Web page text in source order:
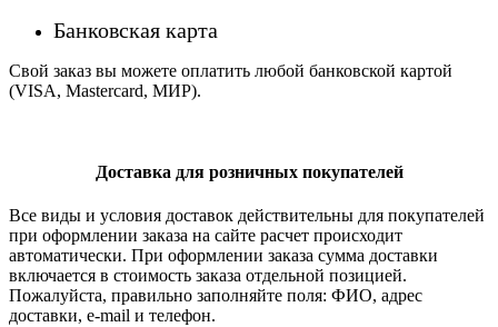
Банковская карта
Свой заказ вы можете оплатить любой банковской картой
(VISA, Mastercard, МИР).
Доставка для розничных покупателей
Все виды и условия доставок действительны для покупателей
при оформлении заказа на сайте расчет происходит
автоматически. При оформлении заказа сумма доставки
включается в стоимость заказа отдельной позицией.
Пожалуйста, правильно заполняйте поля: ФИО, адрес
доставки, e-mail и телефон.